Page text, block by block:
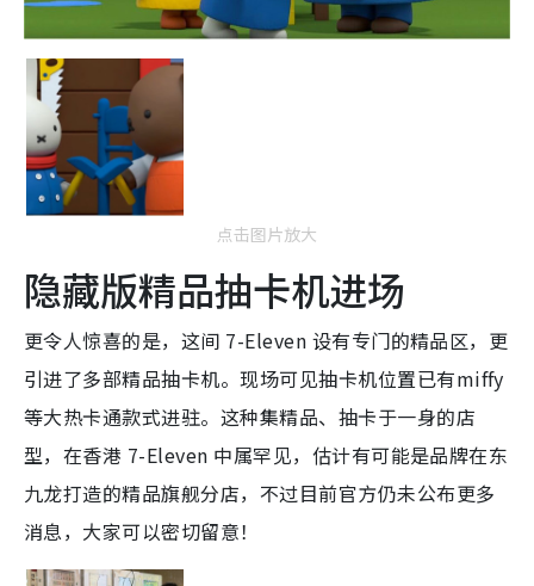
点击图片放大
隐藏版精品抽卡机进场
更令人惊喜的是，这间 7-Eleven 设有专门的精品区，更
引进了多部精品抽卡机。现场可见抽卡机位置已有miffy
等大热卡通款式进驻。这种集精品、抽卡于一身的店
型，在香港 7-Eleven 中属罕见，估计有可能是品牌在东
九龙打造的精品旗舰分店，不过目前官方仍未公布更多
消息，大家可以密切留意！